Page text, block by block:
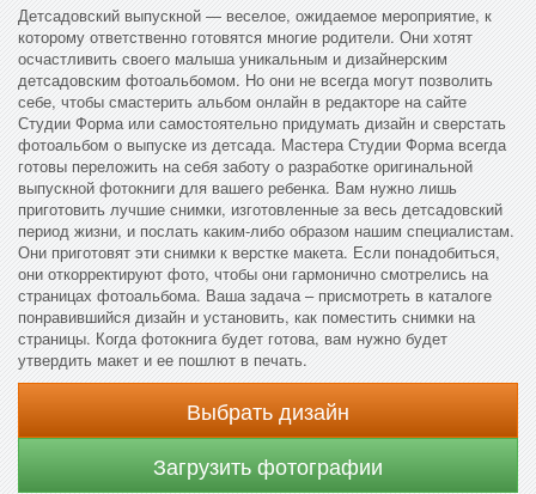
Детсадовский выпускной — веселое, ожидаемое мероприятие, к
которому ответственно готовятся многие родители. Они хотят
осчастливить своего малыша уникальным и дизайнерским
детсадовским фотоальбомом. Но они не всегда могут позволить
себе, чтобы смастерить альбом онлайн в редакторе на сайте
Студии Форма или самостоятельно придумать дизайн и сверстать
фотоальбом о выпуске из детсада. Мастера Студии Форма всегда
готовы переложить на себя заботу о разработке оригинальной
выпускной фотокниги для вашего ребенка. Вам нужно лишь
приготовить лучшие снимки, изготовленные за весь детсадовский
период жизни, и послать каким-либо образом нашим специалистам.
Они приготовят эти снимки к верстке макета. Если понадобиться,
они откорректируют фото, чтобы они гармонично смотрелись на
страницах фотоальбома. Ваша задача – присмотреть в каталоге
понравившийся дизайн и установить, как поместить снимки на
страницы. Когда фотокнига будет готова, вам нужно будет
утвердить макет и ее пошлют в печать.
Выбрать дизайн
Загрузить фотографии